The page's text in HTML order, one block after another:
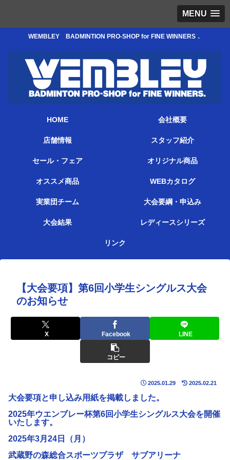
MENU
WEMBLEY BADMINTION PRO-SHOP for FINE WINNERS．
HOME 会社概要
店舗情報 スタッフ紹介
セール・フェア オリジナル商品
オススメ商品 WEBカタログ
実業団チーム 大会要綱・申込み
大会結果 レディースシリーズ
リンク
【大会要項】第6回小学生シングルス大会
のお知らせ
X Facebook LINE
コピー
2025.01.29 2025.02.21
大会要項と申し込み用紙を掲載しました。
2025年ウエンブレー杯第6回小学生シングルス大会を開催
いたします。
2025年3月24日（月）
武蔵野の森総合スポーツプラザ サブアリーナ